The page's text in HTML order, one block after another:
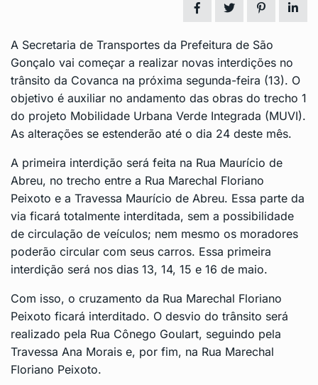
A Secretaria de Transportes da Prefeitura de São
Gonçalo vai começar a realizar novas interdições no
trânsito da Covanca na próxima segunda-feira (13). O
objetivo é auxiliar no andamento das obras do trecho 1
do projeto Mobilidade Urbana Verde Integrada (MUVI).
As alterações se estenderão até o dia 24 deste mês.
A primeira interdição será feita na Rua Maurício de
Abreu, no trecho entre a Rua Marechal Floriano
Peixoto e a Travessa Maurício de Abreu. Essa parte da
via ficará totalmente interditada, sem a possibilidade
de circulação de veículos; nem mesmo os moradores
poderão circular com seus carros. Essa primeira
interdição será nos dias 13, 14, 15 e 16 de maio.
Com isso, o cruzamento da Rua Marechal Floriano
Peixoto ficará interditado. O desvio do trânsito será
realizado pela Rua Cônego Goulart, seguindo pela
Travessa Ana Morais e, por fim, na Rua Marechal
Floriano Peixoto.